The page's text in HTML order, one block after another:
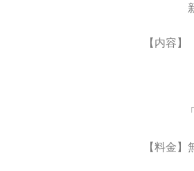
新座駅
【内容
「空撮
【料金】